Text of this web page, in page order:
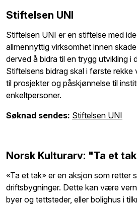
Stiftelsen UNI
Stiftelsen UNI er en stiftelse med
allmennyttig virksomhet innen
derved å bidra til en trygg utvikling i
Stiftelsens bidrag skal i første
til prosjekter og påskjønnelse til
enkeltpersoner.
Søknad sendes: Stiftelsen UNI
Norsk Kulturarv: "Ta et
«Ta et tak» er en aksjon som retter
driftsbygninger. Dette kan være
byer og tettsteder, eller bolighus i